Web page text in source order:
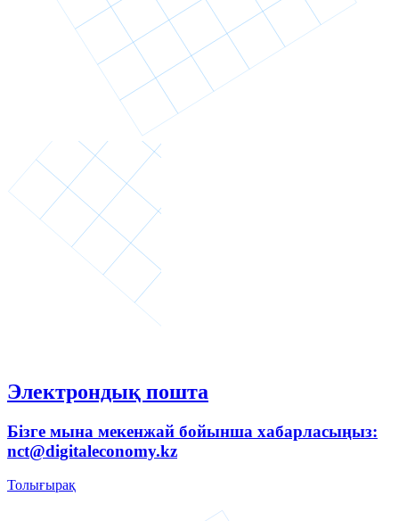
Электрондық пошта
Бізге мына мекенжай бойынша хабарласыңыз:
nct@digitaleconomy.kz
Толығырақ